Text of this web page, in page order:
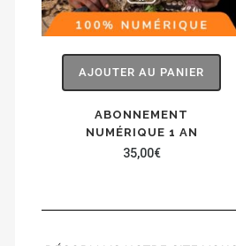
AJOUTER AU PANIER
ABONNEMENT
NUMÉRIQUE 1 AN
35,00€